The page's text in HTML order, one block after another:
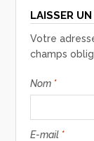
LAISSER
Votre
champs
Nom *
E-mail *